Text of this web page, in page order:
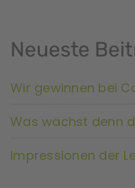
Neueste
Wir gewinnen bei
Was wächst denn
Impressionen der